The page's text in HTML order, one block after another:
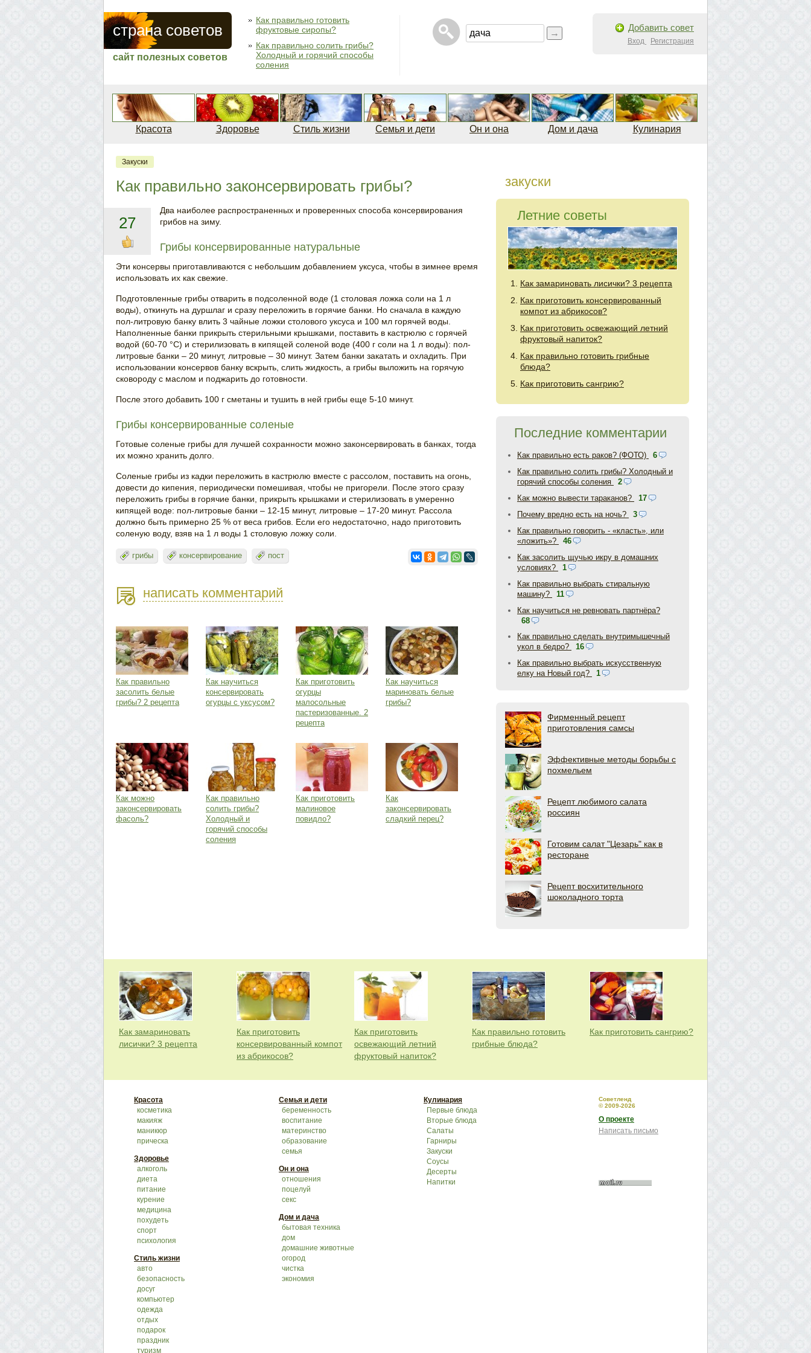
страна советов
сайт полезных советов
Как правильно готовить
фруктовые сиропы?
Как правильно солить грибы?
Холодный и горячий способы
соления
Добавить совет
Вход Регистрация
Красота Здоровье Стиль жизни Семья и дети Он и она Дом и дача Кулинария
Закуски
Как правильно законсервировать грибы?
27
Два наиболее распространенных и проверенных способа консервирования
грибов на зиму.
Грибы консервированные натуральные
Эти консервы приготавливаются с небольшим добавлением уксуса, чтобы в зимнее время
использовать их как свежие.
Подготовленные грибы отварить в подсоленной воде (1 столовая ложка соли на 1 л
воды), откинуть на дуршлаг и сразу переложить в горячие банки. Но сначала в каждую
пол-литровую банку влить 3 чайные ложки столового уксуса и 100 мл горячей воды.
Наполненные банки прикрыть стерильными крышками, поставить в кастрюлю с горячей
водой (60-70 °С) и стерилизовать в кипящей соленой воде (400 г соли на 1 л воды): пол-
литровые банки – 20 минут, литровые – 30 минут. Затем банки закатать и охладить. При
использовании консервов банку вскрыть, слить жидкость, а грибы выложить на горячую
сковороду с маслом и поджарить до готовности.
После этого добавить 100 г сметаны и тушить в ней грибы еще 5-10 минут.
Грибы консервированные соленые
Готовые соленые грибы для лучшей сохранности можно законсервировать в банках, тогда
их можно хранить долго.
Соленые грибы из кадки переложить в кастрюлю вместе с рассолом, поставить на огонь,
довести до кипения, периодически помешивая, чтобы не пригорели. После этого сразу
переложить грибы в горячие банки, прикрыть крышками и стерилизовать в умеренно
кипящей воде: пол-литровые банки – 12-15 минут, литровые – 17-20 минут. Рассола
должно быть примерно 25 % от веса грибов. Если его недостаточно, надо приготовить
соленую воду, взяв на 1 л воды 1 столовую ложку соли.
грибы консервирование пост
написать комментарий
Как правильно
засолить белые
грибы? 2 рецепта
Как научиться
консервировать
огурцы с уксусом?
Как приготовить
огурцы
малосольные
пастеризованные. 2
рецепта
Как научиться
мариновать белые
грибы?
Как можно
законсервировать
фасоль?
Как правильно
солить грибы?
Холодный и
горячий способы
соления
Как приготовить
малиновое
повидло?
Как
законсервировать
сладкий перец?
закуски
Летние советы
Как замариновать лисички? 3 рецепта
Как приготовить консервированный
компот из абрикосов?
Как приготовить освежающий летний
фруктовый напиток?
Как правильно готовить грибные
блюда?
Как приготовить сангрию?
Последние комментарии
Как правильно есть раков? (ФОТО)
6
Как правильно солить грибы? Холодный и
горячий способы соления
2
Как можно вывести тараканов?
17
Почему вредно есть на ночь?
3
Как правильно говорить - «класть», или
«ложить»?
46
Как засолить щучью икру в домашних
условиях?
1
Как правильно выбрать стиральную
машину?
11
Как научиться не ревновать партнёра?
68
Как правильно сделать внутримышечный
укол в бедро?
16
Как правильно выбрать искусственную
елку на Новый год?
1
Фирменный рецепт
приготовления самсы
Эффективные методы борьбы с
похмельем
Рецепт любимого салата
россиян
Готовим салат "Цезарь" как в
ресторане
Рецепт восхитительного
шоколадного торта
Как замариновать
лисички? 3 рецепта
Как приготовить
консервированный компот
из абрикосов?
Как приготовить
освежающий летний
фруктовый напиток?
Как правильно готовить
грибные блюда?
Как приготовить сангрию?
Красота
косметика
макияж
маникюр
прическа
Здоровье
алкоголь
диета
питание
курение
медицина
похудеть
спорт
психология
Стиль жизни
авто
безопасность
досуг
компьютер
одежда
отдых
подарок
праздник
туризм
Семья и дети
беременность
воспитание
материнство
образование
семья
Он и она
отношения
поцелуй
секс
Дом и дача
бытовая техника
дом
домашние животные
огород
чистка
экономия
Кулинария
Первые блюда
Вторые блюда
Салаты
Гарниры
Закуски
Соусы
Десерты
Напитки
Советленд
© 2009-2026
О проекте
Написать письмо